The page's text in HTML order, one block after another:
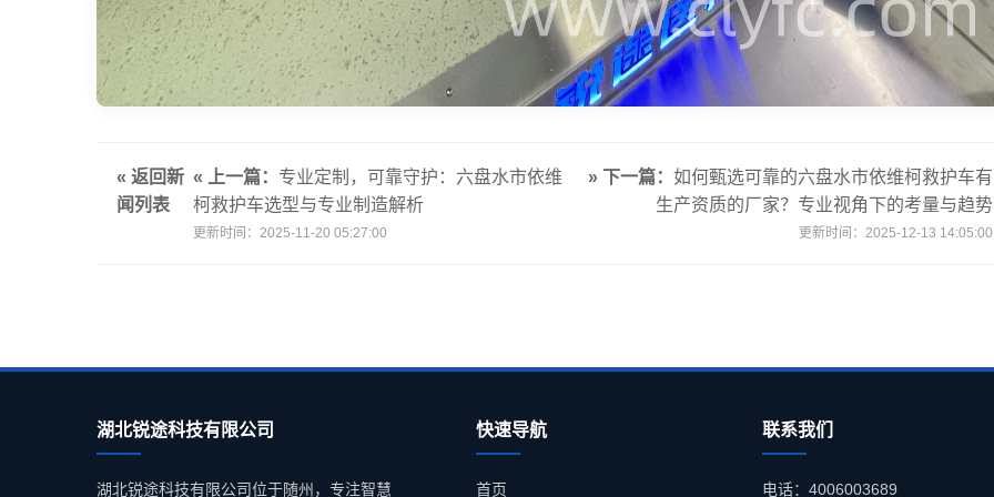
« 返回新
闻列表
« 上一篇： 专业定制，可靠守护：六盘水市依维
柯救护车选型与专业制造解析
更新时间：2025-11-20 05:27:00
» 下一篇： 如何甄选可靠的六盘水市依维柯救护车有
生产资质的厂家？专业视角下的考量与趋势
更新时间：2025-12-13 14:05:00
湖北锐途科技有限公司
湖北锐途科技有限公司位于随州，专注智慧
快速导航
首页
联系我们
电话：4006003689